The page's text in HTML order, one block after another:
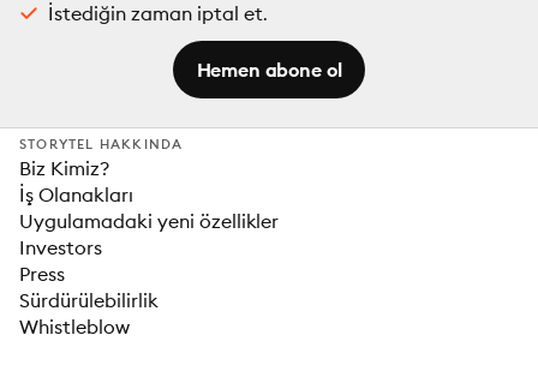
İstediğin zaman iptal et.
Hemen abone ol
STORYTEL HAKKINDA
Biz Kimiz?
İş Olanakları
Uygulamadaki yeni özellikler
Investors
Press
Sürdürülebilirlik
Whistleblow